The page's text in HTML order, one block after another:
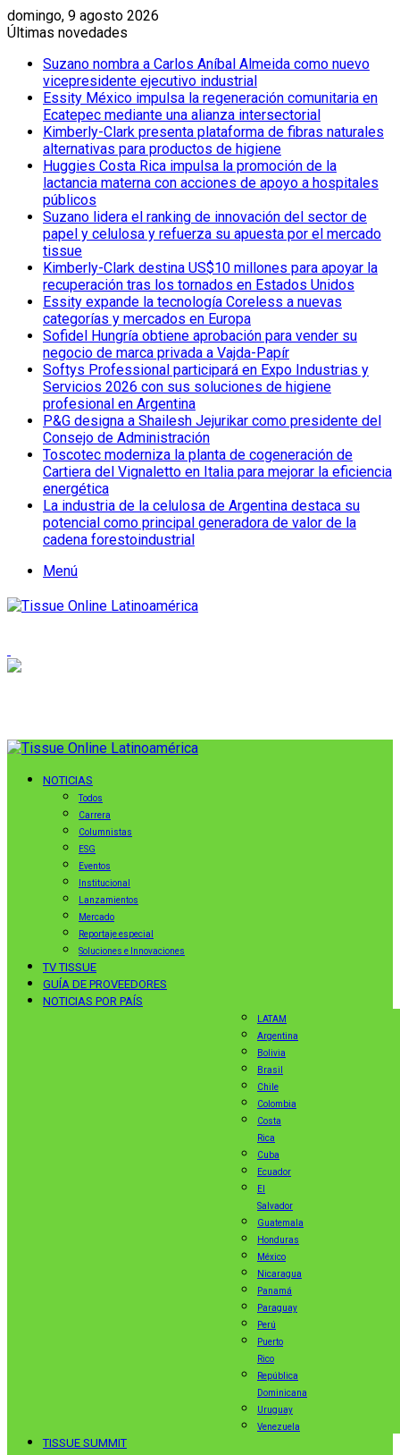
domingo, 9 agosto 2026
Últimas novedades
Suzano nombra a Carlos Aníbal Almeida como nuevo
vicepresidente ejecutivo industrial
Essity México impulsa la regeneración comunitaria en
Ecatepec mediante una alianza intersectorial
Kimberly-Clark presenta plataforma de fibras naturales
alternativas para productos de higiene
Huggies Costa Rica impulsa la promoción de la
lactancia materna con acciones de apoyo a hospitales
públicos
Suzano lidera el ranking de innovación del sector de
papel y celulosa y refuerza su apuesta por el mercado
tissue
Kimberly-Clark destina US$10 millones para apoyar la
recuperación tras los tornados en Estados Unidos
Essity expande la tecnología Coreless a nuevas
categorías y mercados en Europa
Sofidel Hungría obtiene aprobación para vender su
negocio de marca privada a Vajda-Papír
Softys Professional participará en Expo Industrias y
Servicios 2026 con sus soluciones de higiene
profesional en Argentina
P&G designa a Shailesh Jejurikar como presidente del
Consejo de Administración
Toscotec moderniza la planta de cogeneración de
Cartiera del Vignaletto en Italia para mejorar la eficiencia
energética
La industria de la celulosa de Argentina destaca su
potencial como principal generadora de valor de la
cadena forestoindustrial
Menú
NOTICIAS
Todos
Carrera
Columnistas
ESG
Eventos
Institucional
Lanzamientos
Mercado
Reportaje especial
Soluciones e Innovaciones
TV TISSUE
GUÍA DE PROVEEDORES
NOTICIAS POR PAÍS
LATAM
Argentina
Bolivia
Brasil
Chile
Colombia
Costa
Rica
Cuba
Ecuador
El
Salvador
Guatemala
Honduras
México
Nicaragua
Panamá
Paraguay
Perú
Puerto
Rico
República
Dominicana
Uruguay
Venezuela
TISSUE SUMMIT